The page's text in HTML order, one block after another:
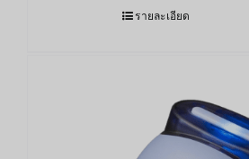
รายละเอียด